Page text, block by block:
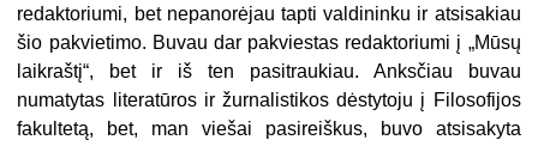
redaktoriumi, bet nepanorėjau tapti valdininku ir atsisakiau
šio pakvietimo. Buvau dar pakviestas redaktoriumi į „Mūsų
laikraštį“, bet ir iš ten pasitraukiau. Anksčiau buvau
numatytas literatūros ir žurnalistikos dėstytoju į Filosofijos
fakultetą, bet, man viešai pasireiškus, buvo atsisakyta